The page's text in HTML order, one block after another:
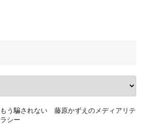
もう騙されない 藤原かずえのメディアリテ
ラシー